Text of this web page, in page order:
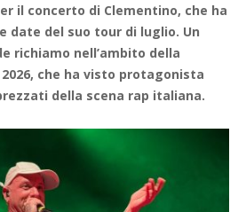
il concerto di Clementino, che ha
date del suo tour di luglio. Un
richiamo nell’ambito della
che ha visto protagonista
della scena rap italiana.